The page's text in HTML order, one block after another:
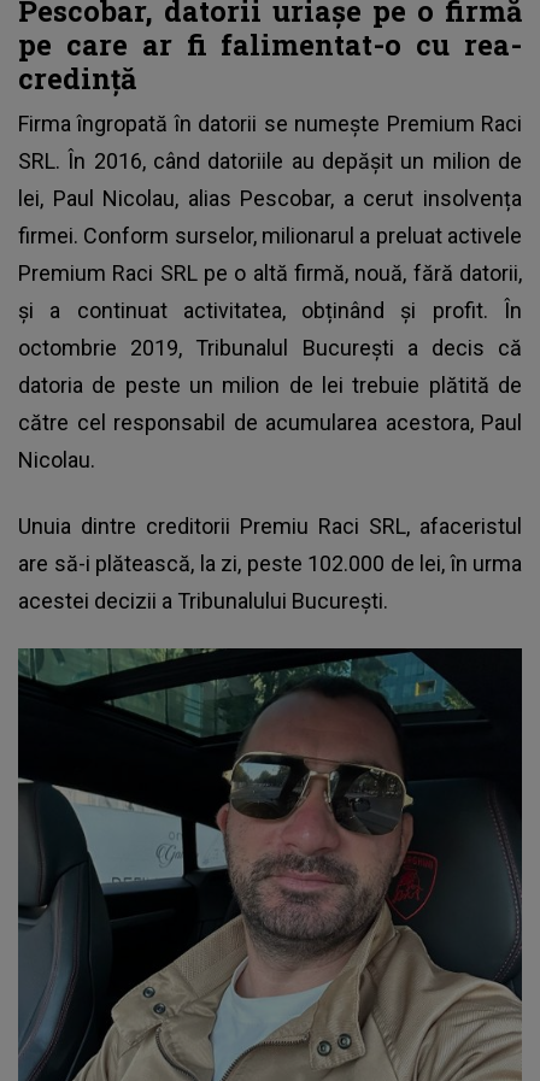
Pescobar, datorii uriașe pe o firmă
pe care ar fi falimentat-o cu rea-
credință
Firma îngropată în datorii se numește Premium Raci
SRL. În 2016, când datoriile au depășit un milion de
lei, Paul Nicolau, alias Pescobar, a cerut insolvența
firmei. Conform surselor, milionarul a preluat activele
Premium Raci SRL pe o altă firmă, nouă, fără datorii,
și a continuat activitatea, obținând și profit. În
octombrie 2019, Tribunalul București a decis că
datoria de peste un milion de lei trebuie plătită de
către cel responsabil de acumularea acestora, Paul
Nicolau.
Unuia dintre creditorii Premiu Raci SRL, afaceristul
are să-i plătească, la zi, peste 102.000 de lei, în urma
acestei decizii a Tribunalului București.